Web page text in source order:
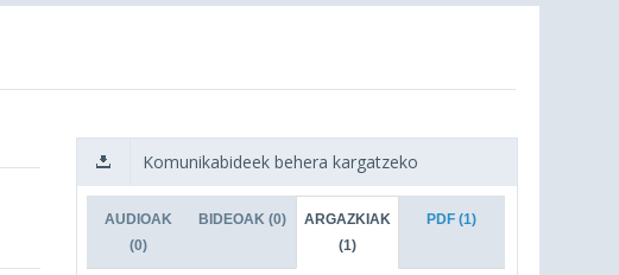
Komunikabideek behera kargatzeko
AUDIOAK
(0)
BIDEOAK (0)
ARGAZKIAK
(1)
PDF (1)